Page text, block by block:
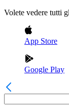
Volete vedere tutti
App Store
Google Play